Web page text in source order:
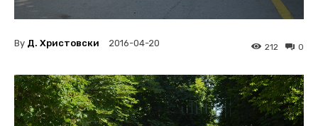
By Д. Христовски 2016-04-20 0
212